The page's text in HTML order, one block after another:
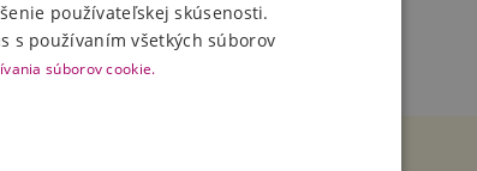
hviezdičiek
používateľskej skúsenosti.
s používaním všetkých súborov
súborov cookie.